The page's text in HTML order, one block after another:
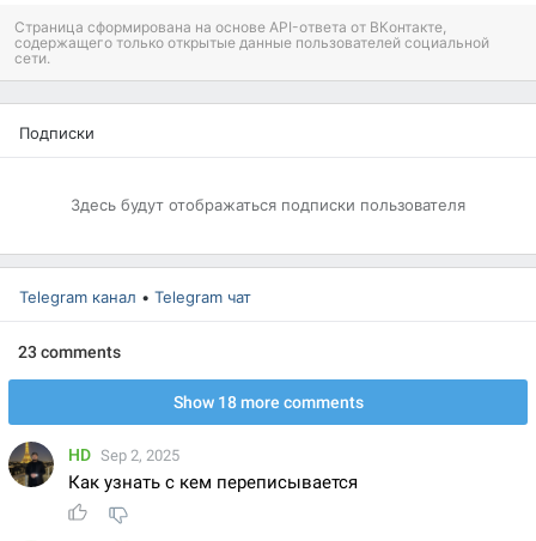
Страница сформирована на основе API-ответа от ВКонтакте,
содержащего только открытые данные пользователей социальной
сети.
Подписки
Здесь будут отображаться подписки пользователя
Telegram канал • Telegram чат